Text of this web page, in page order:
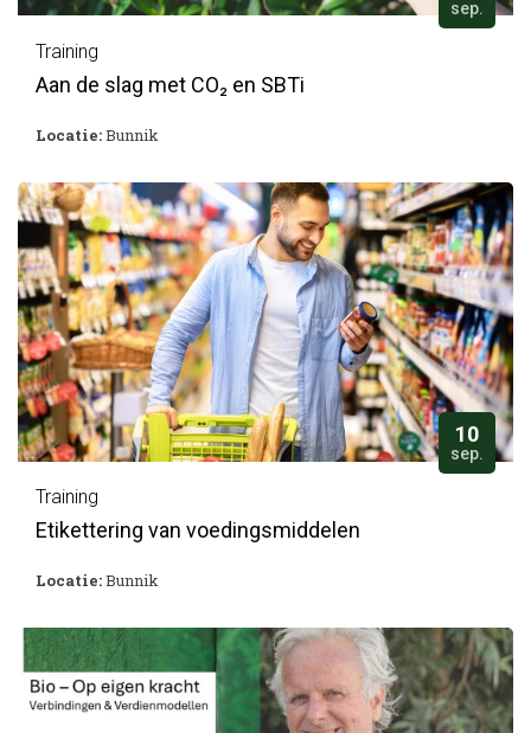
sep.
Training
Aan de slag met CO₂ en SBTi
Locatie:Bunnik
10
sep.
Training
Etikettering van voedingsmiddelen
Locatie:Bunnik